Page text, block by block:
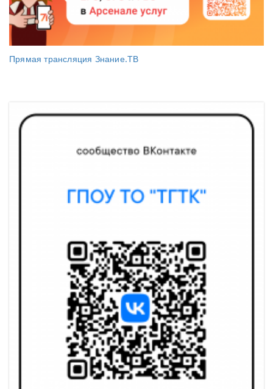
Прямая трансляция Знание.ТВ